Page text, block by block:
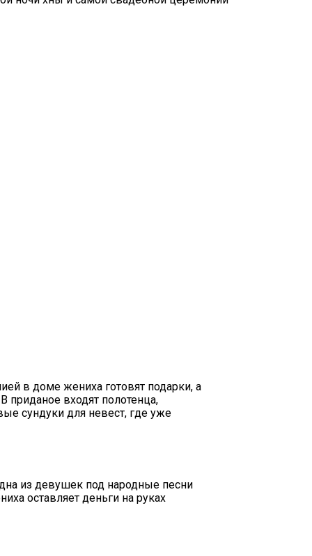
в доме жениха готовят подарки, а
приданое входят полотенца,
сундуки для невест, где уже
из девушек под народные песни
оставляет деньги на руках